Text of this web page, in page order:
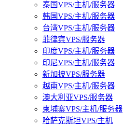
泰国VPS/主机/服务器
韩国VPS/主机/服务器
台湾VPS/主机/服务器
菲律宾VPS/服务器
印度VPS/主机/服务器
印尼VPS/主机/服务器
新加披VPS/服务器
越南VPS/主机/服务器
澳大利亚VPS/服务器
柬埔寨VPS/主机/服务器
哈萨克斯坦VPS/主机